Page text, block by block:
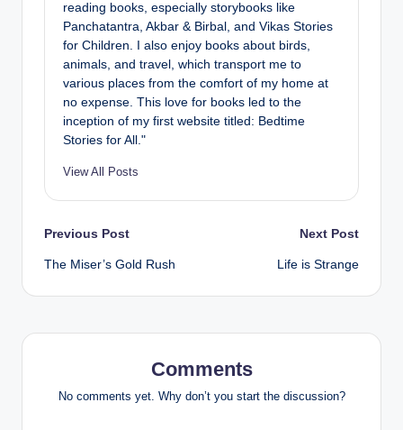
reading books, especially storybooks like
Panchatantra, Akbar & Birbal, and Vikas Stories
for Children. I also enjoy books about birds,
animals, and travel, which transport me to
various places from the comfort of my home at
no expense. This love for books led to the
inception of my first website titled: Bedtime
Stories for All."
View All Posts
Post
navigation
Previous Post
The Miser’s Gold Rush
Next Post
Life is Strange
Comments
No comments yet. Why don’t you start the discussion?